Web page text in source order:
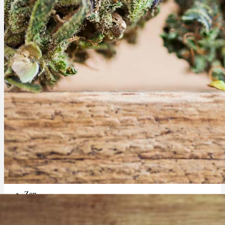
Cannabinoide
THC
CBD
Terpene (Aromen)
Krankheiten
Studien
Zen
Reginald Sorte: Genetik, Effekte & Grow-Anleitung